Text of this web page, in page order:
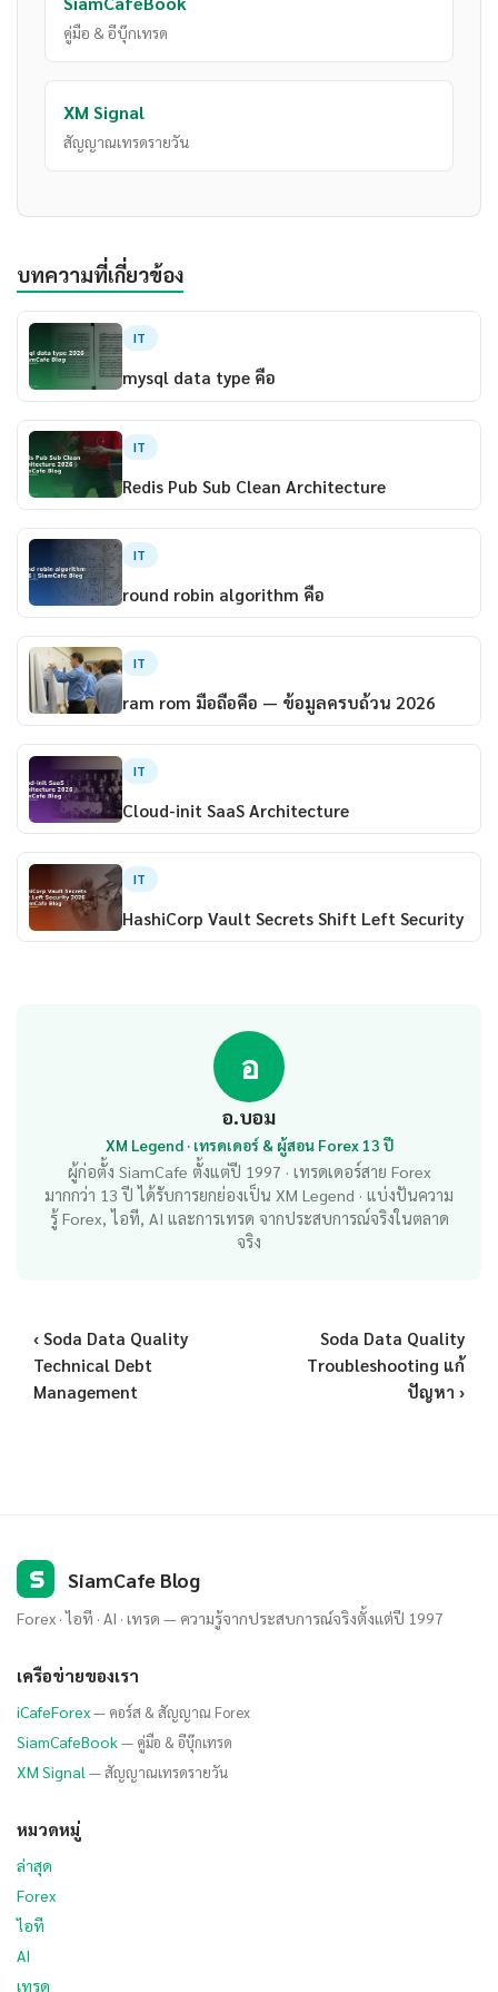
คู่มือ & อีบุ๊กเทรด
XM Signal
สัญญาณเทรดรายวัน
บทความที่เกี่ยวข้อง
IT
mysql data type คือ
IT
Redis Pub Sub Clean Architecture
IT
round robin algorithm คือ
IT
ram rom มือถือคือ — ข้อมูลครบถ้วน 2026
IT
Cloud-init SaaS Architecture
IT
HashiCorp Vault Secrets Shift Left Security
อ
อ.บอม
XM Legend · เทรดเดอร์ & ผู้สอน Forex 13 ปี
ผู้ก่อตั้ง SiamCafe ตั้งแต่ปี 1997 · เทรดเดอร์สาย Forex
มากกว่า 13 ปี ได้รับการยกย่องเป็น XM Legend · แบ่งปันความ
รู้ Forex, ไอที, AI และการเทรด จากประสบการณ์จริงในตลาด
จริง
‹ Soda Data Quality
Technical Debt
Management
Soda Data Quality
Troubleshooting แก้
ปัญหา ›
S SiamCafe Blog
Forex · ไอที · AI · เทรด — ความรู้จากประสบการณ์จริงตั้งแต่ปี 1997
เครือข่ายของเรา
iCafeForex— คอร์ส & สัญญาณ Forex
SiamCafeBook— คู่มือ & อีบุ๊กเทรด
XM Signal — สัญญาณเทรดรายวัน
หมวดหมู่
ล่าสุด
Forex
ไอที
AI
เทรด